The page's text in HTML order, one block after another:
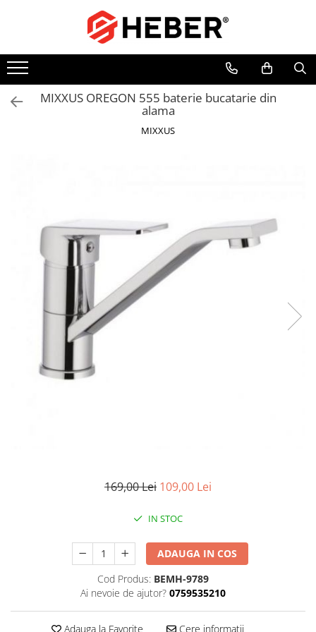
Toate Produsele
Mixere cu bol
Aer conditionat
Hidrofoare
Hidrofor cu pompa submersibila
Pompe de stropit
Pompe de stropit electrice
Pompe de stropit manuale
Atomizoare
Mori electrice
Mori electrice cereale
Motoare electrice
Motoare termice
Scule si Unelte Electrice
MIXXUS OREGON 555 baterie bucatarie din
alama
MIXXUS
169,00 Lei 109,00 Lei
IN STOC
ADAUGA IN COS
Cod Produs: BEMH-9789
Ai nevoie de ajutor? 0759535210
Adauga la Favorite Cere informatii